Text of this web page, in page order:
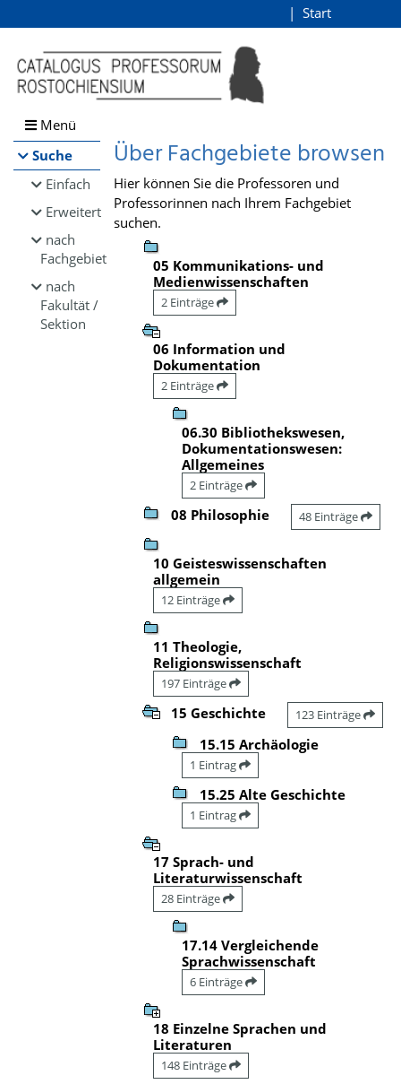
Browsen
direkt zum Inhalt
Start
Menü
Suche
Einfach
Erweitert
nach
Fachgebiet
nach
Fakultät /
Sektion
Über Fachgebiete browsen
Hier können Sie die Professoren und
Professorinnen nach Ihrem Fachgebiet
suchen.
05 Kommunikations- und
Medienwissenschaften
2 Einträge
06 Information und
Dokumentation
2 Einträge
06.30 Bibliothekswesen,
Dokumentationswesen:
Allgemeines
2 Einträge
08 Philosophie 48 Einträge
10 Geisteswissenschaften
allgemein
12 Einträge
11 Theologie,
Religionswissenschaft
197 Einträge
15 Geschichte 123 Einträge
15.15 Archäologie
1 Eintrag
15.25 Alte Geschichte
1 Eintrag
17 Sprach- und
Literaturwissenschaft
28 Einträge
17.14 Vergleichende
Sprachwissenschaft
6 Einträge
18 Einzelne Sprachen und
Literaturen
148 Einträge